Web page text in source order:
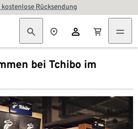
Rücksendung
bei Tchibo im